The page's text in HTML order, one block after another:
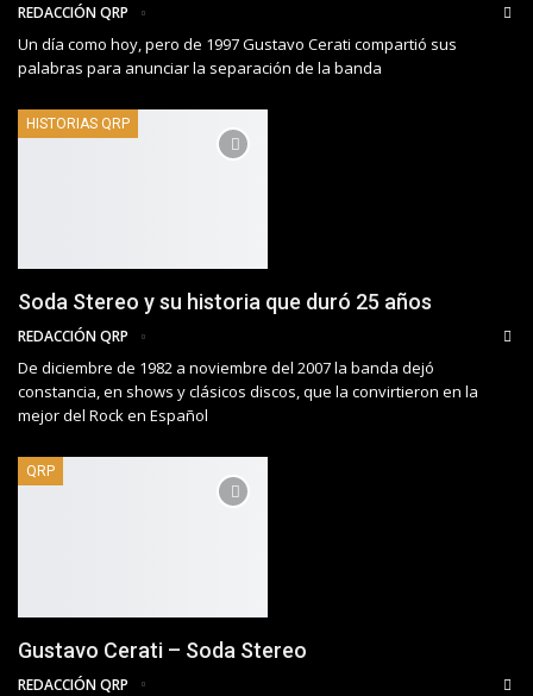
REDACCIÓN QRP
Un día como hoy, pero de 1997 Gustavo Cerati compartió sus
palabras para anunciar la separación de la banda
HISTORIAS QRP
Soda Stereo y su historia que duró 25 años
REDACCIÓN QRP
De diciembre de 1982 a noviembre del 2007 la banda dejó
constancia, en shows y clásicos discos, que la convirtieron en la
mejor del Rock en Español
QRP
Gustavo Cerati – Soda Stereo
REDACCIÓN QRP